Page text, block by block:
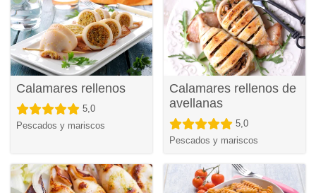
Calamares rellenos
5,0
Pescados y mariscos
Calamares rellenos de
avellanas
5,0
Pescados y mariscos